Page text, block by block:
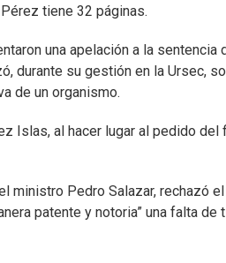
tiene 32 páginas.
una apelación a la
durante su gestión en la Ursec,
de un organismo.
Islas, al hacer lugar al pedido del
ministro Pedro Salazar, rechazó
patente y notoria” una falta